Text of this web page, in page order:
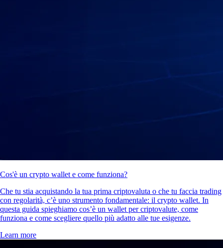
Cos'è un crypto wallet e come funziona?
Che tu stia acquistando la tua prima criptovaluta o che tu faccia trading
con regolarità, c’è uno strumento fondamentale: il crypto wallet. In
questa guida spieghiamo cos’è un wallet per criptovalute, come
funziona e come scegliere quello più adatto alle tue esigenze.
Learn more